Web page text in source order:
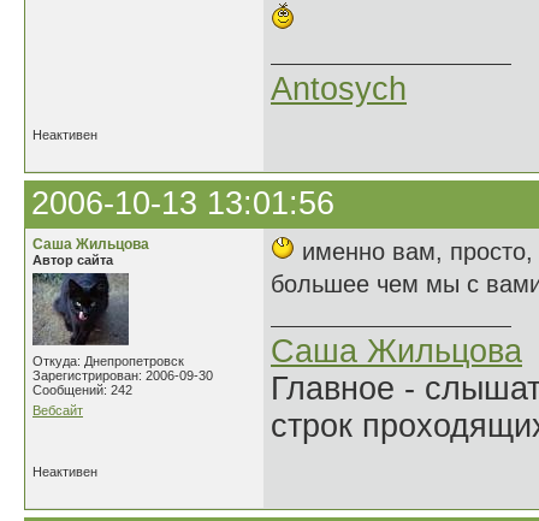
Antosych
Неактивен
2006-10-13 13:01:56
Саша Жильцова
Автор сайта
Откуда: Днепропетровск
Зарегистрирован: 2006-09-30
Сообщений: 242
Вебсайт
именно вам,
большее чем мы с
Саша Жильцова
Главное -
строк
Неактивен